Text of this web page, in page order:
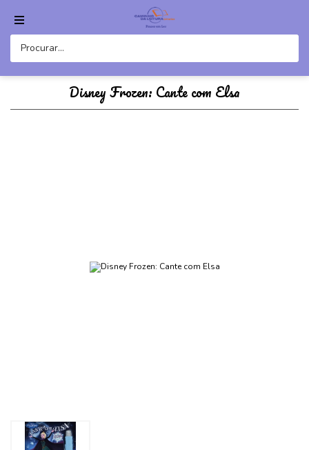
Disney Frozen: Cante com Elsa